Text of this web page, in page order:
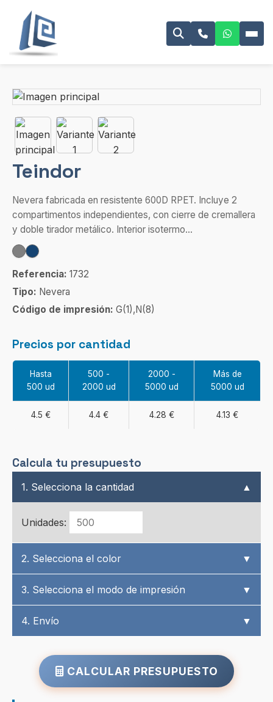
Teindor
Nevera fabricada en resistente 600D RPET. Incluye 2
compartimentos independientes, con cierre de cremallera
y doble tirador metálico. Interior isotermo...
Referencia: 1732
Tipo: Nevera
Código de impresión: G(1),N(8)
Precios por cantidad
Hasta
500 ud
500 -
2000 ud
2000 -
5000 ud
Más de
5000 ud
4.5 € 4.4 € 4.28 € 4.13 €
Calcula tu presupuesto
1. Selecciona la cantidad ▲
Unidades:
2. Selecciona el color ▼
3. Selecciona el modo de impresión ▼
4. Envío ▼
CALCULAR PRESUPUESTO